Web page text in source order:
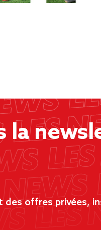
la
offres privées,